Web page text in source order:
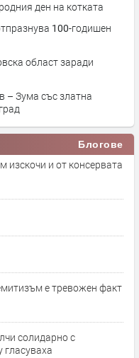
ден на котката
100-годишен
област заради
– Зума със златна
Блогове
изскочи и от консервата
е тревожен факт
солидарно с
гласуваха